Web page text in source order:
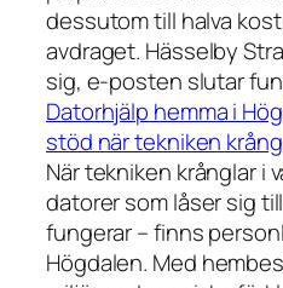
dessutom till halva
avdraget. Hässelby
sig, e-posten slutar
Datorhjälp hemma i
stöd när tekniken
När tekniken krånglar i
datorer som låser sig
fungerar – finns
Högdalen. Med